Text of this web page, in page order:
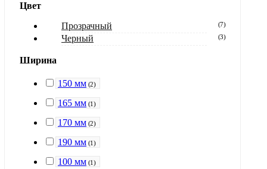
Цвет
Прозрачный
(7)
Черный (3)
Ширина
150 мм (2)
165 мм (1 )
170 мм (2)
190 мм (1 )
100 мм (1 )